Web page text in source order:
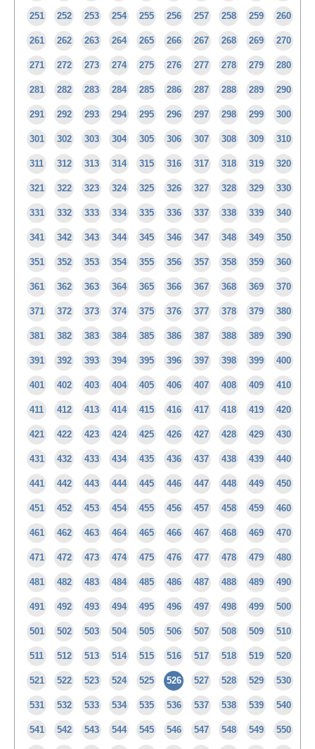
251 252 253 254 255 256 257 258 259 260
261 262 263 264 265 266 267 268 269 270
271 272 273 274 275 276 277 278 279 280
281 282 283 284 285 286 287 288 289 290
291 292 293 294 295 296 297 298 299 300
301 302 303 304 305 306 307 308 309 310
311 312 313 314 315 316 317 318 319 320
321 322 323 324 325 326 327 328 329 330
331 332 333 334 335 336 337 338 339 340
341 342 343 344 345 346 347 348 349 350
351 352 353 354 355 356 357 358 359 360
361 362 363 364 365 366 367 368 369 370
371 372 373 374 375 376 377 378 379 380
381 382 383 384 385 386 387 388 389 390
391 392 393 394 395 396 397 398 399 400
401 402 403 404 405 406 407 408 409 410
411 412 413 414 415 416 417 418 419 420
421 422 423 424 425 426 427 428 429 430
431 432 433 434 435 436 437 438 439 440
441 442 443 444 445 446 447 448 449 450
451 452 453 454 455 456 457 458 459 460
461 462 463 464 465 466 467 468 469 470
471 472 473 474 475 476 477 478 479 480
481 482 483 484 485 486 487 488 489 490
491 492 493 494 495 496 497 498 499 500
501 502 503 504 505 506 507 508 509 510
511 512 513 514 515 516 517 518 519 520
521 522 523 524 525 526 527 528 529 530
531 532 533 534 535 536 537 538 539 540
541 542 543 544 545 546 547 548 549 550